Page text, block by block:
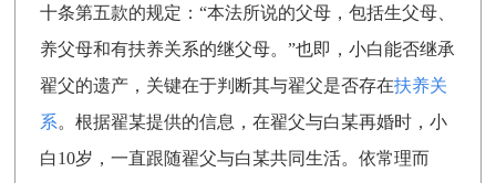
十条第五款的规定：“本法所说的父母，包括生父母、
养父母和有扶养关系的继父母。”也即，小白能否继承
翟父的遗产，关键在于判断其与翟父是否存在扶养关
系。根据翟某提供的信息，在翟父与白某再婚时，小
白10岁，一直跟随翟父与白某共同生活。依常理而